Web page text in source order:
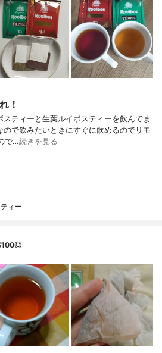
！
スティーと生葉ルイボスティーを飲んでま
ので飲みたいときにすぐに飲めるのでリモ
で…続きを見る
ィー
100◎